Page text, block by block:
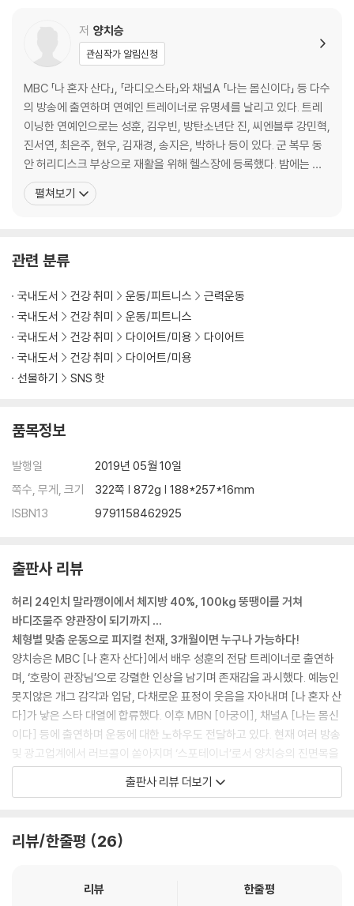
∥PART2∥bulk up 초강력 부위별 벌크업
: 운동 전 서서하는 워밍업 스트레칭
: 운동 후 누워서 하는 릴렉스 스트레칭
: 근육 해부도
｜CHAPTER1｜강한 남자의 필수 조건 어깨
01 인버티드 숄더 프레스
02 바벨 숄더 프레스
03 바벨 비하인드 넥 프레스
04 바벨 프론트 레이즈
07 덤벨 아놀드 프레스
09 덤벨 프론트 레이즈
10 덤벨 래터럴 레이즈
11 덤벨 사이드 라잉 레이즈
12 덤벨 벤트 오버 래터럴 레이즈
13 벤트 오버 스키 레이즈
01 푸시업
03 디클라인 푸시업
04 플라이오메트릭 푸시업
06 덤벨 푸시업
08 바벨 인클라인 벤치 프레스
09 바벨 디클라인 벤치 프레스
10 덤벨 벤치 프레스
11 덤벨 인클라인 벤치 프레스
12 덤벨 디클라인 벤치 프레스
13 덤벨 플라이
14 덤벨 풀오버
15 딥스
｜CHAPTER3｜뒤태에서 뿜어져 나오는 자신감 등
01 풀업
02 인버티드 풀업
06 루마니안 데드리프트
08 벤트 오버 바벨 로우
저 양치승
관심작가 알림신청
MBC 「나 혼자 산다」, 「라디오스타」와 채널A 「나는 몸신이다」 등 다수
의 방송에 출연하며 연예인 트레이너로 유명세를 날리고 있다. 트레
이닝한 연예인으로는 성훈, 김우빈, 방탄소년단 진, 씨엔블루 강민혁,
진서연, 최은주, 현우, 김재경, 송지은, 박하나 등이 있다. 군 복무 동
안 허리디스크 부상으로 재활을 위해 헬스장에 등록했다. 밤에는 치
열하게 포장마차를 운영하며 성실하게 운동했더니 국가대표 보디빌
더 지인이 헬스장을 함께 운영해보자는 제안을 했다. 그렇게 ‘양관
펼쳐보기
관련 분류
국내도서 건강 취미 운동/피트니스
근력운동
국내도서
건강 취미
운동/피트니스
국내도서
건강 취미 다이어트/미용
다이어트
국내도서
건강 취미
다이어트/미용
선물하기
SNS 핫
품목정보
발행일
2019년 05월 10일
쪽수, 무게, 크기
322쪽 | 872g | 188*257*16mm
ISBN13
9791158462925
출판사 리뷰
허리 24인치 말라깽이에서 체지방 40%, 100kg 뚱땡이를 거쳐
바디조물주 양관장이 되기까지 …
체형별 맞춤 운동으로 피지컬 천재, 3개월이면 누구나 가능하다!
양치승은 MBC [나 혼자 산다]에서 배우 성훈의 전담 트레이너로 출연하
며, ‘호랑이 관장님’으로 강렬한 인상을 남기며 존재감을 과시했다. 예능인
못지않은 개그 감각과 입담, 다채로운 표정이 웃음을 자아내며 [나 혼자 산
다]가 낳은 스타 대열에 합류했다. 이후 MBN [아궁이], 채널A [나는 몸신
이다] 등에 출연하며 운동에 대한 노하우도 전달하고 있다. 현재 여러 방송
및 광고업계에서 러브콜이 쏟아지며 ‘스포테이너’로서 양치승의 진면목을
보여주고 있는 중이다.
타고난 멋진 몸에 처음부터 잘 나갔을 것만 같은 그도 이렇게 되기까지는
0kg의 뚱뚱한 체형이 된 적도 있었다. 체형은 언제든지 바뀔 수 있고 누구
근육질의 탄탄한 몸을 가질 수 있다. 각자 타고난 체형이 있는데 그에 맞지
출판사 리뷰 더보기
리뷰/한줄평 26
리뷰 한줄평